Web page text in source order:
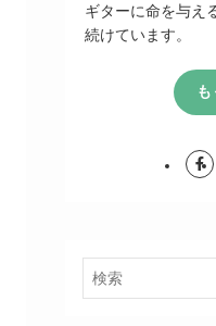
ギターに命を与え
続けています。